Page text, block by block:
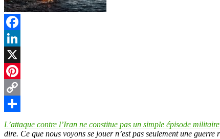
Facebook
LinkedIn
X
Pinterest
Copy
Link
Partager
L’attaque contre l’Iran ne constitue pas un simple épisode
dire. Ce que nous voyons se jouer n’est pas seulement une